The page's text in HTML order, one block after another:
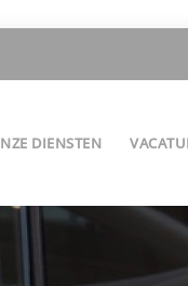
DIENSTEN